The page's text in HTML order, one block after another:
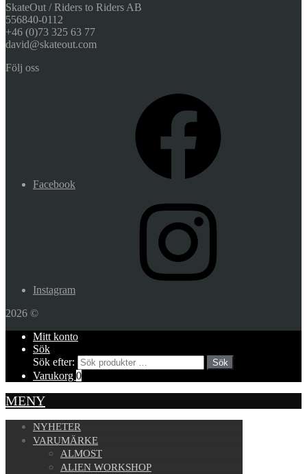
SkateOut / Riders to Riders AB
556840-0112
+46 (0)73 325 63 77
david@skateout.com
Följ oss
Facebook
Instagram
2026 ©
Mitt konto
Sök
Sök efter:
Sök
Varukorg 0
MENY
NYHETER
VARUMÄRKE
ALMOST
ALIEN WORKSHOP